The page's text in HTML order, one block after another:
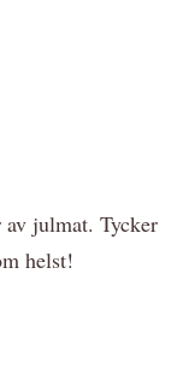
av julmat. Tycker
helst!